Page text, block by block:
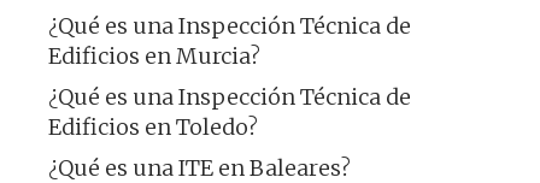
¿Qué es una Inspección Técnica de
Edificios en Murcia?
¿Qué es una Inspección Técnica de
Edificios en Toledo?
¿Qué es una ITE en Baleares?